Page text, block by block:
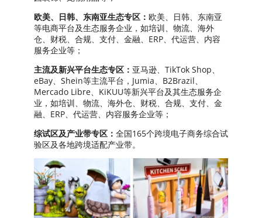
欧美、日韩、东南亚生态专区： 欧美、日韩、东南亚
等电商平台及生态服务企业，如培训、物流、海外
仓、财税、合规、支付、金融、ERP、代运营、内容
服务企业等；
主流及新兴平台生态专区： 亚马逊、TikTok Shop、
eBay、Shein等主流平台，Jumia、B2Brazil、
Mercado Libre、KiKUU等新兴平台及其生态服务企
业，如培训、物流、海外仓、财税、合规、支付、金
融、ERP、代运营、内容服务企业等；
综试区及产业带专区： 全国165个跨境电子商务综合试
验区及各地跨境适配产业带。